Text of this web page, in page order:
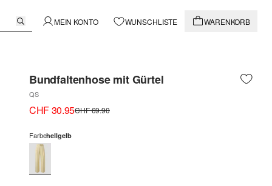
MEIN KONTO WUNSCHLISTE WARENKORB
Bundfaltenhose mit Gürtel
QS
CHF 30.95CHF 69.90
Farbehellgelb